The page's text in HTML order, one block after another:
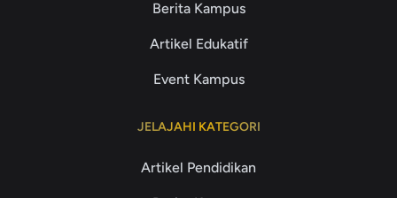
Berita Kampus
Artikel Edukatif
Event Kampus
JELAJAHI KATEGORI
Artikel Pendidikan